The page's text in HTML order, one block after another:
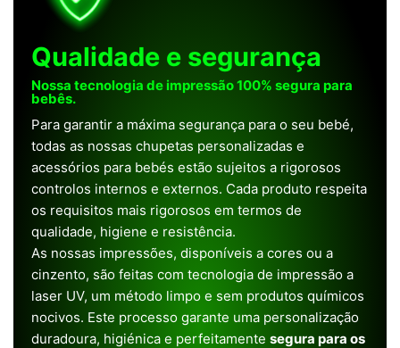
Qualidade e segurança
Nossa tecnologia de impressão 100% segura para
bebês.
Para garantir a máxima segurança para o seu bebé,
todas as nossas chupetas personalizadas e
acessórios para bebés estão sujeitos a rigorosos
controlos internos e externos. Cada produto respeita
os requisitos mais rigorosos em termos de
qualidade, higiene e resistência.
As nossas impressões, disponíveis a cores ou a
cinzento, são feitas com tecnologia de impressão a
laser UV, um método limpo e sem produtos químicos
nocivos. Este processo garante uma personalização
duradoura, higiénica e perfeitamente segura para os